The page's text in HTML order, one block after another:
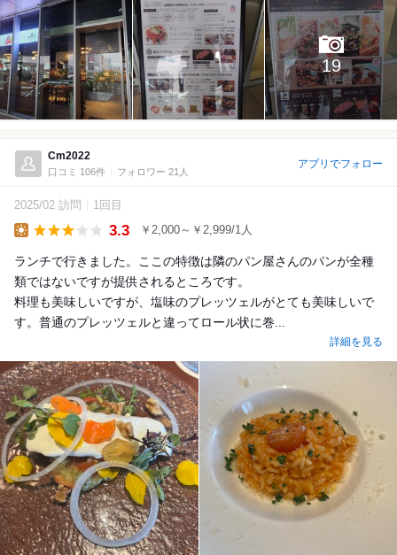
19
Cm2022
口コミ 106件 フォロワー 21人
アプリでフォロー
2025/02 訪問 1回目
3.3 ￥2,000～￥2,999/1人
ランチで行きました。ここの特徴は隣のパン屋さんのパンが全種
類ではないですが提供されるところです。
料理も美味しいですが、塩味のプレッツェルがとても美味しいで
す。普通のプレッツェルと違ってロール状に巻...
詳細を見る